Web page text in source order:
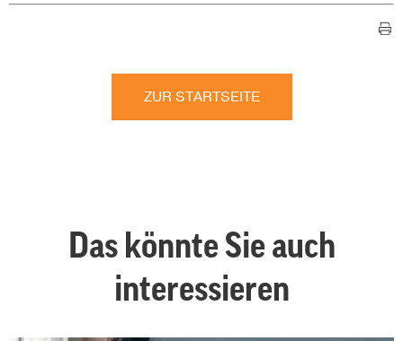
ZUR STARTSEITE
Das könnte Sie auch
interessieren